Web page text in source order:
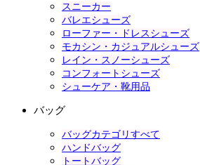
スニーカー
バレエシューズ
ローファー・ドレスシューズ
モカシン・カジュアルシューズ
レイン・スノーシューズ
コンフォートシューズ
シューケア・靴用品
バッグ
バッグカテゴリすべて
ハンドバッグ
トートバッグ